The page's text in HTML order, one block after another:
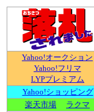
Yahoo!オークション
Yahoo!フリマ
LYPプレミアム
Yahoo!ショッピング
楽天市場
ラクマ